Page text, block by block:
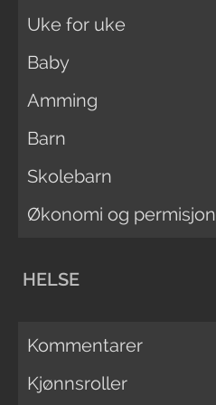
Uke for uke
Baby
Amming
Barn
Skolebarn
Økonomi og permisjon
HELSE
Kommentarer
Kjønnsroller